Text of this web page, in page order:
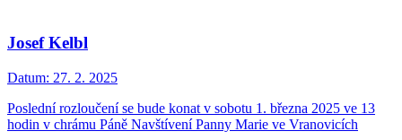
Josef Kelbl
Datum: 27. 2. 2025
Poslední rozloučení se bude konat v sobotu 1. března 2025 ve 13
hodin v chrámu Páně Navštívení Panny Marie ve Vranovicích